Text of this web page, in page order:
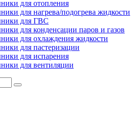
для отопления
для нагрева/подогрева жидкости
для ГВС
для конденсации паров и газов
для охлаждения жидкости
для пастеризации
для испарения
для вентиляции